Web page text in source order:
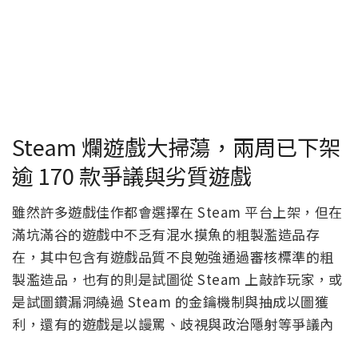
Steam 爛遊戲大掃蕩，兩周已下架
逾 170 款爭議與劣質遊戲
雖然許多遊戲佳作都會選擇在 Steam 平台上架，但在
滿坑滿谷的遊戲中不乏有混水摸魚的粗製濫造品存
在，其中包含有遊戲品質不良勉強通過審核標準的粗
製濫造品，也有的則是試圖從 Steam 上敲詐玩家，或
是試圖鑽漏洞繞過 Steam 的金鑰機制與抽成以圖獲
利，還有的遊戲是以謾罵、歧視與政治隱射等爭議內